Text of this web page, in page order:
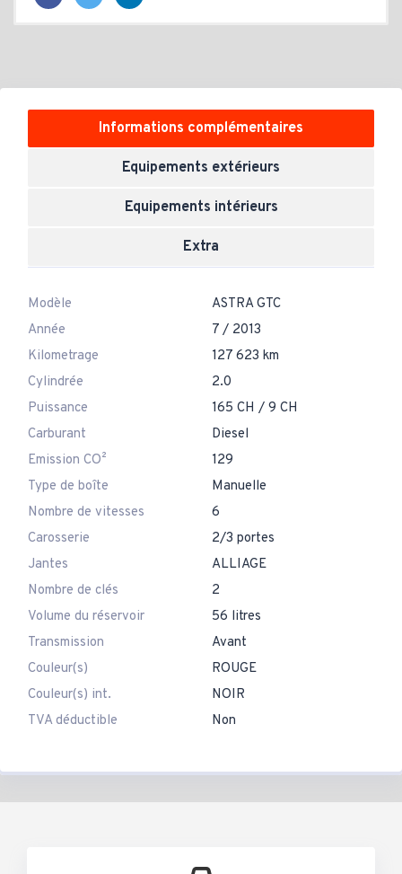
Informations complémentaires
Equipements extérieurs
Equipements intérieurs
Extra
Modèle
ASTRA GTC
Année
7 / 2013
Kilometrage
127 623 km
Cylindrée
2.0
Puissance
165 CH / 9 CH
Carburant
Diesel
Emission CO²
129
Type de boîte
Manuelle
Nombre de vitesses
6
Carosserie
2/3 portes
Jantes
ALLIAGE
Nombre de clés
2
Volume du réservoir
56 litres
Transmission
Avant
Couleur(s)
ROUGE
Couleur(s) int.
NOIR
TVA déductible
Non